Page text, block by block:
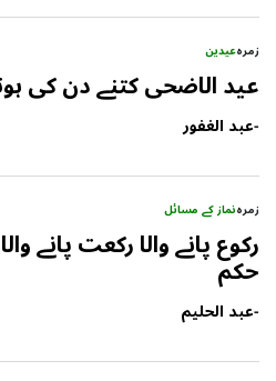
زمرہعیدین
عید الاضحی کتنے دن کی
-عبد الغفور
زمرہنماز کے مسائل
رکوع پانے والا رکعت پانے
حکم
-عبد الحلیم